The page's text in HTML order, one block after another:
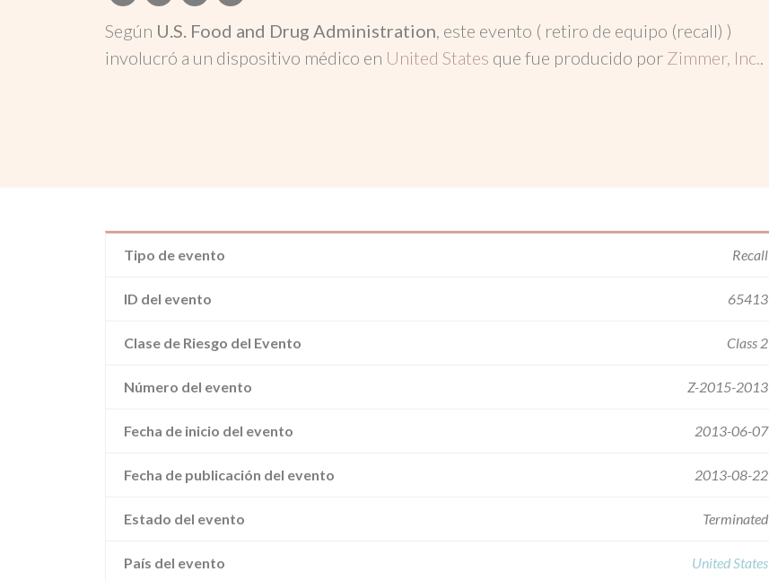
Según U.S. Food and Drug Administration, este evento ( retiro de equipo (recall) )
involucró a un dispositivo médico en United States que fue producido por Zimmer, Inc..
Tipo de evento Recall
ID del evento 65413
Clase de Riesgo del Evento Class 2
Número del evento Z-2015-2013
Fecha de inicio del evento 2013-06-07
Fecha de publicación del evento 2013-08-22
Estado del evento Terminated
País del evento United States